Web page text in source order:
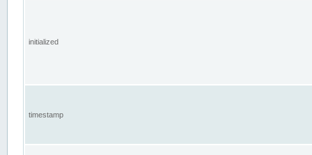
initialized
timestamp